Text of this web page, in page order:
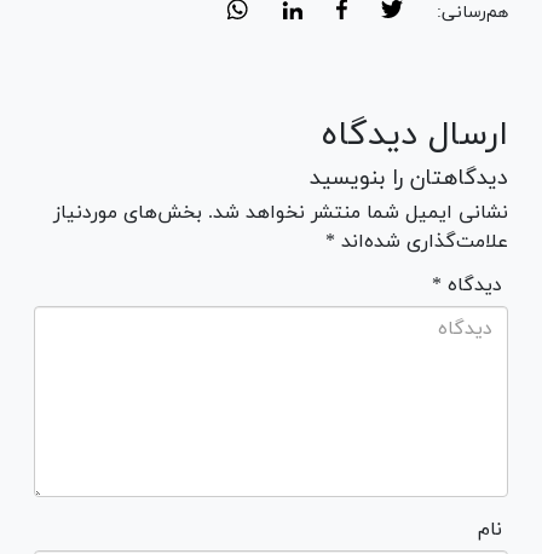
هم‌رسانی:
ارسال دیدگاه
دیدگاهتان را بنویسید
نشانی ایمیل شما منتشر نخواهد شد. بخش‌های موردنیاز
علامت‌گذاری شده‌اند *
* دیدگاه
نام